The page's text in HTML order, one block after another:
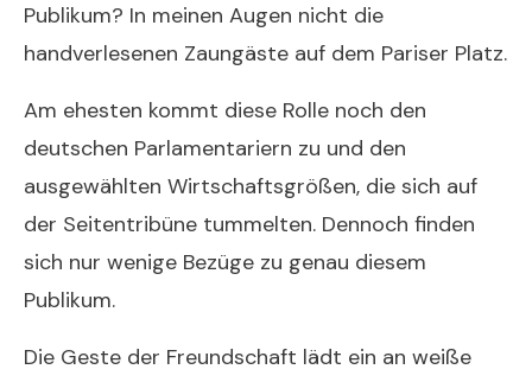
Publikum? In meinen Augen nicht die
handverlesenen Zaungäste auf dem Pariser Platz.
Am ehesten kommt diese Rolle noch den
deutschen Parlamentariern zu und den
ausgewählten Wirtschaftsgrößen, die sich auf
der Seitentribüne tummelten. Dennoch finden
sich nur wenige Bezüge zu genau diesem
Publikum.
Die Geste der Freundschaft lädt ein an weiße